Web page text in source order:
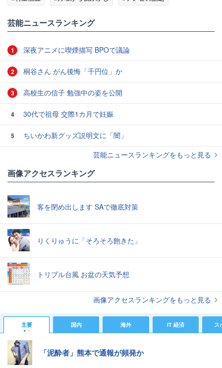
芸能ニュースランキング
1 深夜アニメに喫煙描写 BPOで議論
2 桐谷さん がん後悔「千円位」か
3 高校生の信子 勉強中の姿を公開
4 30代で祖母 交際1カ月で妊娠
5
ちいかわ新グッズ説明文に「闇」
芸能ニュースランキングをもっと見る
画像アクセスランキング
客を閉め出します SAで徹底対策
りくりゅうに「そろそろ飽きた」
トリプル台風 お盆の天気予想
画像アクセスランキングをもっと見る
主要 国内 海外 IT 経済 ス
「泥酔者」熊本で通報が頻発か